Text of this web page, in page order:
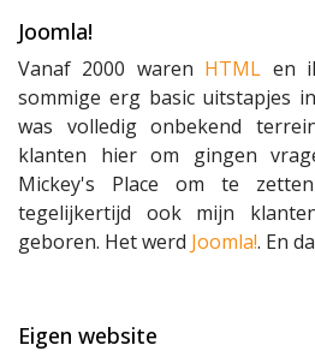
Joomla!
Vanaf 2000 waren HTML en
sommige erg basic uitstapjes in
was volledig onbekend
klanten hier om gingen
Mickey's Place om te
tegelijkertijd ook mijn
geboren. Het werd Joomla!. En
Eigen website